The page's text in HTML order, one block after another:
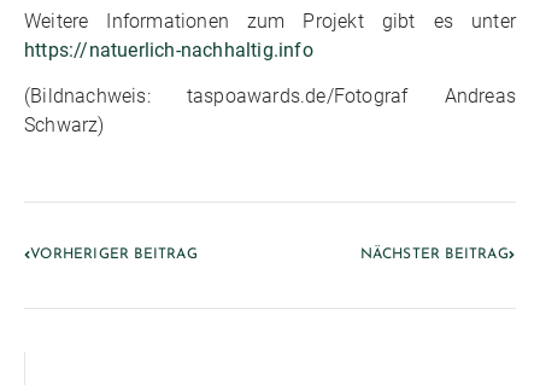
Weitere Informationen zum Projekt gibt es unter
https://natuerlich-nachhaltig.info
(Bildnachweis: taspoawards.de/Fotograf Andreas
Schwarz)
VORHERIGER BEITRAG NÄCHSTER BEITRAG